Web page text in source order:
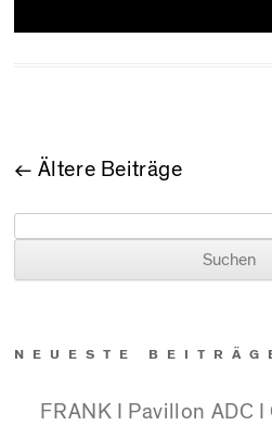
← Ältere Beiträge
NEUESTE
FRANK I Pavillon ADC I